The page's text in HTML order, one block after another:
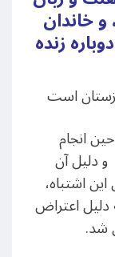
خاندان
زنده
است
در سال ۱۳۹۸ در حین انجام
دلیل آن
اشتباه،
دلیل اعتراض
شد.